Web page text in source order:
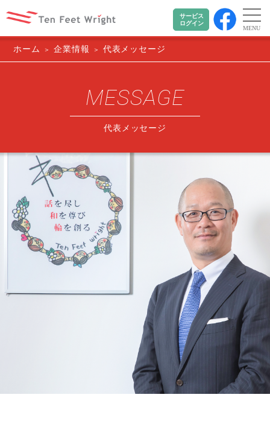
サービス
ログイン
MENU
ホーム 企業情報 代表メッセージ
MESSAGE
代表メッセージ